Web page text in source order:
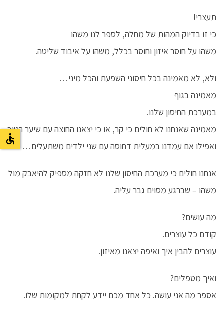
תעצרי!
כי זו בדיוק המהות של מחלה, לספר לנו משהו
משהו על חוסר איזון וחוסר בכלל, משהו על איבוד שליטה.
ולא, לא מאמינה בכל חיסוני השפעת והכל מיני…
מאמינה בגוף
במערכת החיסון שלנו.
מאמינה שאנחנו לא חולים כי קר, או כי יצאנו החוצה עם שיער רטוב
ואפילו אם עמדנו במעלית דחוסה עם שני ילדים משתעלים…
אנחנו חולים כי מערכת החיסון שלנו לא חזקה מספיק להיאבק מול
משהו – שברגע מסוים גבר עליה.
מה עושים?
קודם כל עוצרים.
עוצרים להבין איך ואיפה יצאנו מאיזון.
ואיך מטפלים?
אספר מה אני עושה. כל אחד מכם יידע לקחת למקומות שלו.